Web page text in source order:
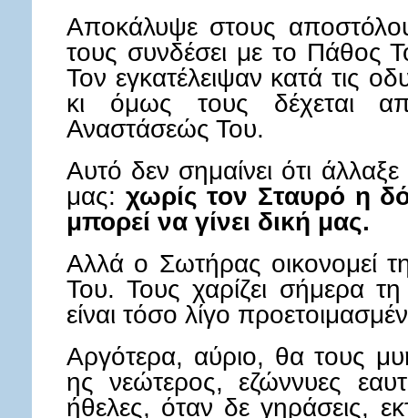
Αποκάλυψε στους
τους συνδέσει με το Πάθος
Τον εγκατέλειψαν κατά τις
κι όμως τους δέχεται
Αναστάσεώς Του.
Αυτό δεν σημαίνει ότι
μας: χωρίς τον Σταυρό η
μπορεί να γίνει δική μας.
Αλλά ο Σωτήρας οικονομεί
Του. Τους χαρίζει σήμερα
είναι τόσο λίγο
Αργότερα, αύριο, θα τους
ης νεώτε­ρος, εζώννυες
ήθελες, όταν δε γηράσεις,